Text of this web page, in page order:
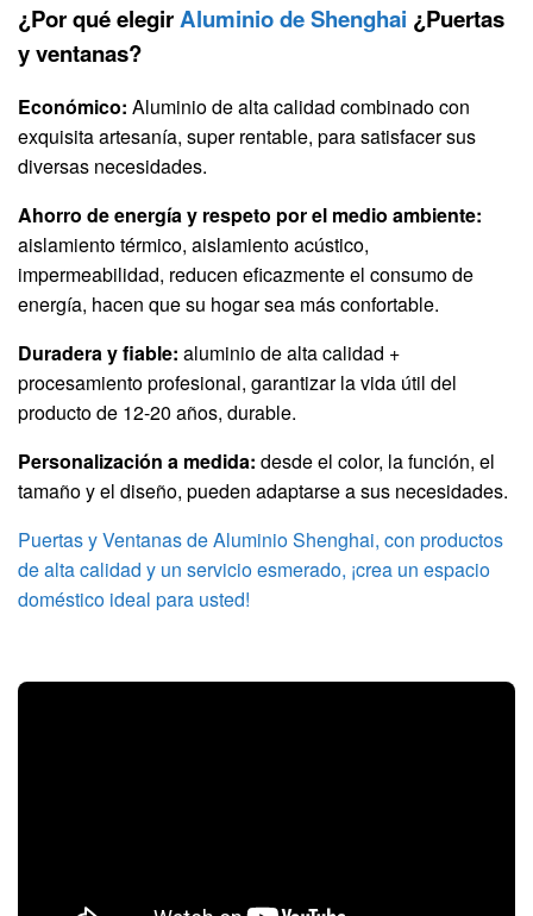
¿Por qué elegirAluminio de Shenghai ¿Puertas
y ventanas?
Económico: Aluminio de alta calidad combinado con
exquisita artesanía, super rentable, para satisfacer sus
diversas necesidades.
Ahorro de energía y respeto por el medio ambiente:
aislamiento térmico, aislamiento acústico,
impermeabilidad, reducen eficazmente el consumo de
energía, hacen que su hogar sea más confortable.
Duradera y fiable: aluminio de alta calidad +
procesamiento profesional, garantizar la vida útil del
producto de 12-20 años, durable.
Personalización a medida: desde el color, la función, el
tamaño y el diseño, pueden adaptarse a sus necesidades.
Puertas y Ventanas de Aluminio Shenghai, con productos
de alta calidad y un servicio esmerado, ¡crea un espacio
doméstico ideal para usted!